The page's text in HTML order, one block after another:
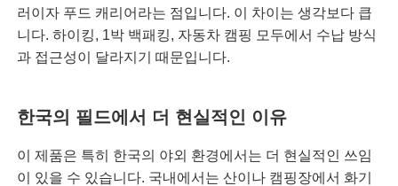
러이자 푸드 캐리어라는 점입니다. 이 차이는 생각보다 큽
니다. 하이킹, 1박 백패킹, 자동차 캠핑 모두에서 수납 방식
과 접근성이 달라지기 때문입니다.
한국의 필드에서 더 현실적인 이유
이 제품은 특히 한국의 야외 환경에서는 더 현실적인 쓰임
이 있을 수 있습니다. 국내에서는 산이나 캠핑장에서 화기